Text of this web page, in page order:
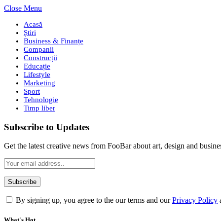
Close Menu
Acasă
Știri
Business & Finanțe
Companii
Construcții
Educație
Lifestyle
Marketing
Sport
Tehnologie
Timp liber
Subscribe to Updates
Get the latest creative news from FooBar about art, design and
By signing up, you agree to the our terms and ourPrivacy Policy